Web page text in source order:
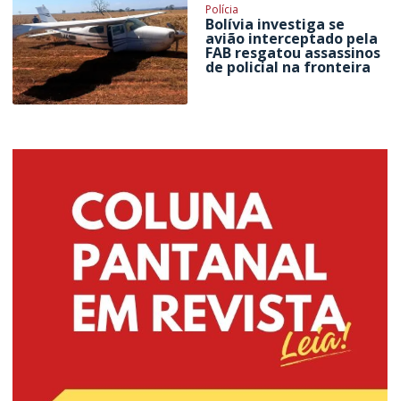
Polícia
Bolívia investiga se
avião interceptado pela
FAB resgatou assassinos
de policial na fronteira